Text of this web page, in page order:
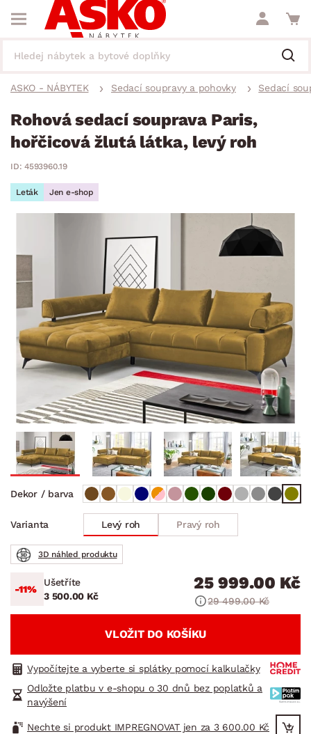
ASKO - NÁBYTEK Sedací soupravy a pohovky Sedací
Rohová sedací souprava Paris,
hořčicová žlutá látka, levý roh
ID: 4593960.19
Leták Jen e-shop
Dekor / barva
Varianta Levý roh Pravý roh
3D náhled produktu
-11%
Ušetříte
3 500.00 Kč
25 999.00 Kč
29 499.00 Kč
VLOŽIT DO KOŠÍKU
Vypočítejte a vyberte si splátky pomocí kalkulačky
Odložte platbu v e-shopu o 30 dnů bez poplatků a
navýšení
Nechte si produkt IMPREGNOVAT jen za 3 600.00 Kč